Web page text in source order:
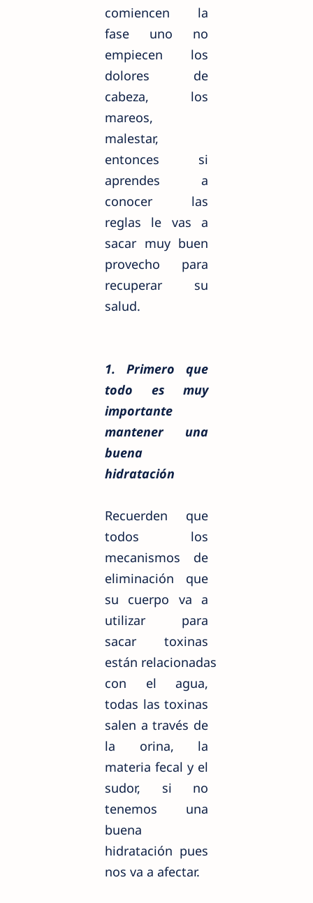
comiencen la
fase uno no
empiecen los
dolores de
cabeza, los
mareos,
malestar,
entonces si
aprendes a
conocer las
reglas le vas a
sacar muy buen
provecho para
recuperar su
salud.
1. Primero que
todo es muy
importante
mantener una
buena
hidratación
Recuerden que
todos los
mecanismos de
eliminación que
su cuerpo va a
utilizar para
sacar toxinas
están relacionadas
con el agua,
todas las toxinas
salen a través de
la orina, la
materia fecal y el
sudor, si no
tenemos una
buena
hidratación pues
nos va a afectar.